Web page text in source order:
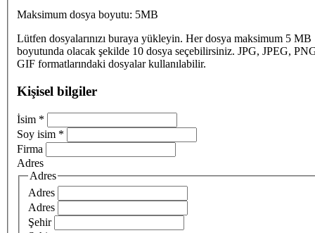
Maksimum dosya boyutu: 5MB
Lütfen dosyalarınızı buraya yükleyin. Her dosya maksimum 5 MB
boyutunda olacak şekilde 10 dosya seçebilirsiniz. JPG, JPEG,
GIF formatlarındaki dosyalar kullanılabilir.
Kişisel bilgiler
İsim *
Soy isim *
Firma
Adres
Adres
Adres
Adres
Şehir